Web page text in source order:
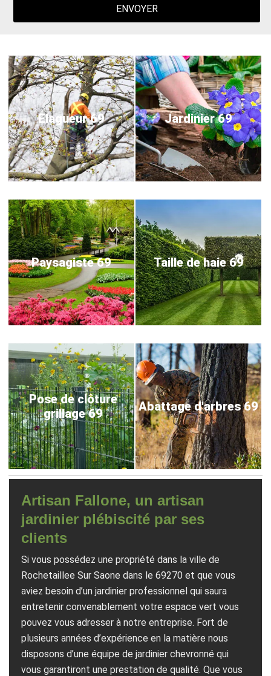
Elagueur 69 Jardinier 69
Paysagiste 69 Taille de haie 69
Pose de clôture
grillage 69
Abattage d'arbres 69
Artisan Fallone, un artisan
jardinier plébiscité par ses
clients
Si vous possédez une propriété dans la ville de
Rochetaillee Sur Saone dans le 69270 et que vous
aviez besoin d’un jardinier professionnel qui saura
entretenir convenablement votre espace vert vous
pouvez vous adresser à notre entreprise. Fort de
plusieurs années d’expérience en la matière nous
disposons d’une équipe de jardinier chevronné qui
vous garantiront une prestation de qualité. Que vous